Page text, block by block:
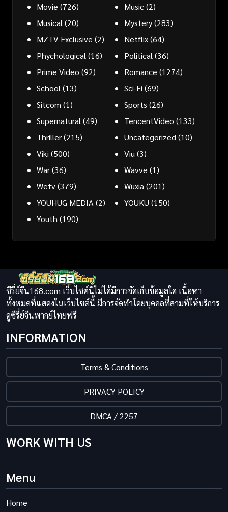
Movie (726) Music(2)
Musical (20) Mystery(283)
MZTV Exclusive (2) Netflix(64)
Phychological (16) Political (36)
Prime Video (92) Romance (1274)
School (13) Sci-Fi (69)
Sitcom (1) Sports (26)
Supernatural (49) TencentVideo (133)
Thriller(215) Uncategorized (10)
Viki (500) Viu (3)
War(36) Wavve (1)
Wetv(379) Wuxia (201)
YOUHUG MEDIA (2) YOUKU (150)
Youth (190)
ซีรี่ย์จีน168.com เว็บไซต์นี้ไม่ได้มีการจัดเก็บข้อมูลใด เนื้อหา
ทั้งหมดที่แสดงในเว็บไซต์นี้ มีการจัดทำโดยบุคคลที่สามที่ให้บริการ
ดูซีรี่ย์จีนพากย์ไทยฟรี
INFORMATION
Terms & Conditions
PRIVACY POLICY
DMCA / 2257
WORK WITH US
Menu
Home